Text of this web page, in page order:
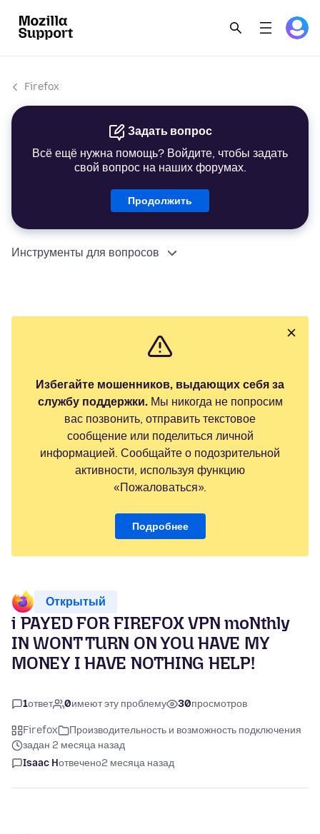
Firefox
Задать вопрос
Всё ещё нужна помощь? Войдите, чтобы задать
свой вопрос на наших форумах.
Продолжить
Инструменты для вопросов
Избегайте мошенников, выдающих себя за
службу поддержки.Мы никогда не попросим
вас позвонить, отправить текстовое
сообщение или поделиться личной
информацией. Сообщайте о подозрительной
активности, используя функцию
«Пожаловаться».
Подробнее
Открытый
i PAYED FOR FIREFOX VPN moNthly
IN WONT TURN ON YOU HAVE MY
MONEY I HAVE NOTHING HELP!
1ответ 0имеют эту проблему 30просмотров
Firefox
Производительность и возможность подключения
задан 2 месяца назад
Isaac Hотвечено2 месяца назад